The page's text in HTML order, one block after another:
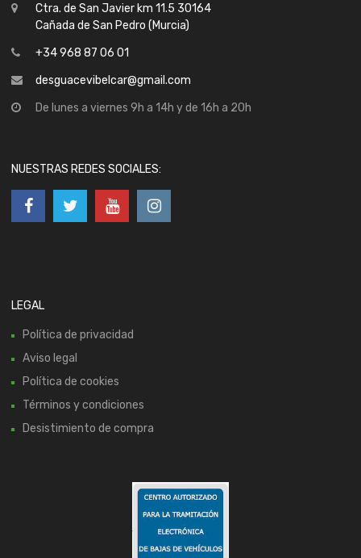
Ctra. de San Javier km 11.5 30164
Cañada de San Pedro (Murcia)
+34 968 87 06 01
desguacevibelcar@gmail.com
De lunes a viernes 9h a 14h y de 16h a 20h
NUESTRAS REDES SOCIALES:
LEGAL
Política de privacidad
Aviso legal
Política de cookies
Términos y condiciones
Desistimiento de compra